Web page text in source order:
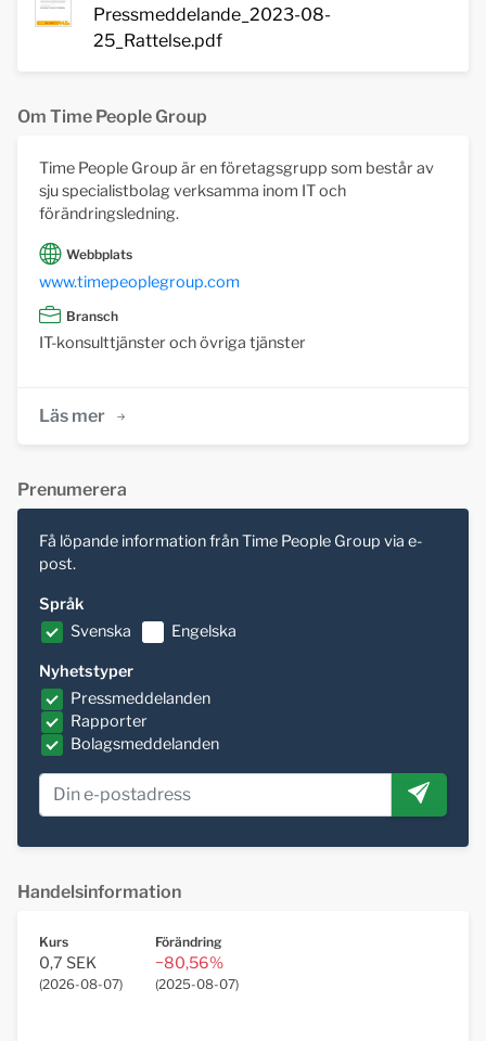
Pressmeddelande_2023-08-
25_Rattelse.pdf
Om Time People Group
Time People Group är en företagsgrupp som består av
sju specialistbolag verksamma inom IT och
förändringsledning.
Webbplats
www.timepeoplegroup.com
Bransch
IT-konsulttjänster och övriga tjänster
Läs mer
Prenumerera
Få löpande information från Time People Group via e-
post.
Språk
Svenska
Engelska
Nyhetstyper
Pressmeddelanden
Rapporter
Bolagsmeddelanden
Handelsinformation
Kurs
0,7 SEK
(2026-08-07)
Förändring
−80,56%
(2025-08-07)